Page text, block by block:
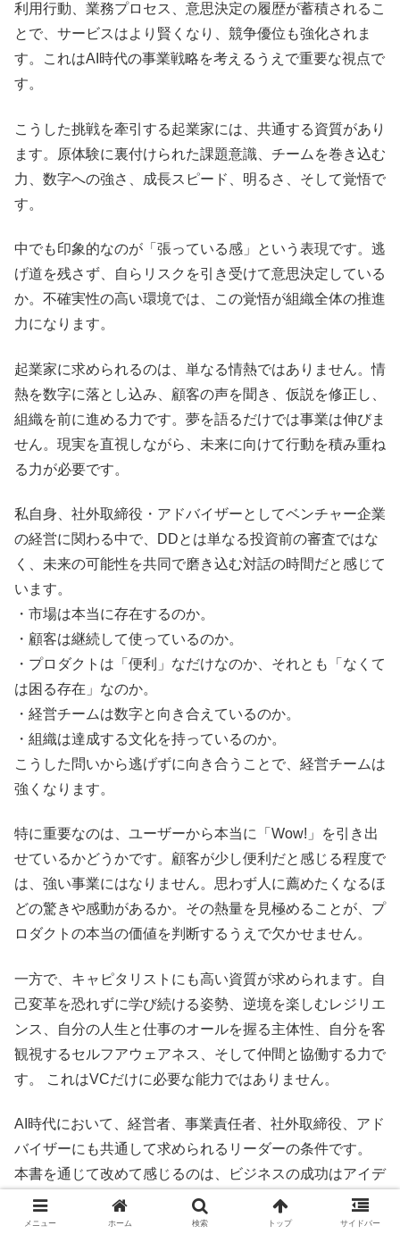
利用行動、業務プロセス、意思決定の履歴が蓄積されるこ
とで、サービスはより賢くなり、競争優位も強化されま
す。これはAI時代の事業戦略を考えるうえで重要な視点で
す。
こうした挑戦を牽引する起業家には、共通する資質があり
ます。原体験に裏付けられた課題意識、チームを巻き込む
力、数字への強さ、成長スピード、明るさ、そして覚悟で
す。
中でも印象的なのが「張っている感」という表現です。逃
げ道を残さず、自らリスクを引き受けて意思決定している
か。不確実性の高い環境では、この覚悟が組織全体の推進
力になります。
起業家に求められるのは、単なる情熱ではありません。情
熱を数字に落とし込み、顧客の声を聞き、仮説を修正し、
組織を前に進める力です。夢を語るだけでは事業は伸びま
せん。現実を直視しながら、未来に向けて行動を積み重ね
る力が必要です。
私自身、社外取締役・アドバイザーとしてベンチャー企業
の経営に関わる中で、DDとは単なる投資前の審査ではな
く、未来の可能性を共同で磨き込む対話の時間だと感じて
います。
・市場は本当に存在するのか。
・顧客は継続して使っているのか。
・プロダクトは「便利」なだけなのか、それとも「なくて
は困る存在」なのか。
・経営チームは数字と向き合えているのか。
・組織は達成する文化を持っているのか。
こうした問いから逃げずに向き合うことで、経営チームは
強くなります。
特に重要なのは、ユーザーから本当に「Wow!」を引き出
せているかどうかです。顧客が少し便利だと感じる程度で
は、強い事業にはなりません。思わず人に薦めたくなるほ
どの驚きや感動があるか。その熱量を見極めることが、プ
ロダクトの本当の価値を判断するうえで欠かせません。
一方で、キャピタリストにも高い資質が求められます。自
己変革を恐れずに学び続ける姿勢、逆境を楽しむレジリエ
ンス、自分の人生と仕事のオールを握る主体性、自分を客
観視するセルフアウェアネス、そして仲間と協働する力で
す。 これはVCだけに必要な能力ではありません。
AI時代において、経営者、事業責任者、社外取締役、アド
バイザーにも共通して求められるリーダーの条件です。
本書を通じて改めて感じるのは、ビジネスの成功はアイデ
アや熱意だけでは決まらないということです。
メニュー ホーム 検索 トップ サイドバー